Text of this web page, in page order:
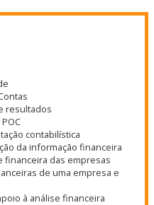
resultados
contabilística
da informação financeira
financeira das empresas
de uma empresa e
à análise financeira